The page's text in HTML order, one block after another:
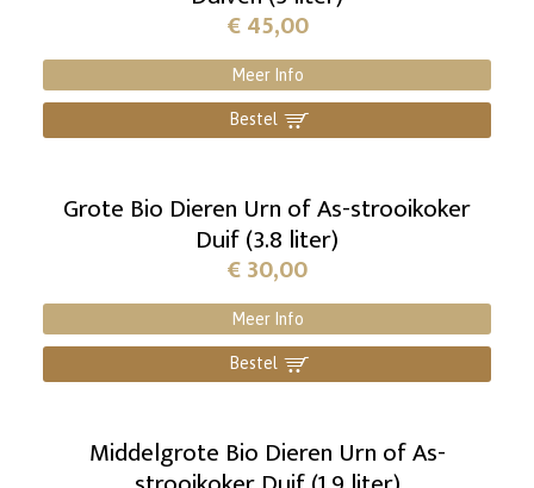
€45,00
Meer Info
Bestel ]
Grote Bio Dieren Urn of As-strooikoker
Duif (3.8 liter)
€30,00
Meer Info
Bestel ]
Middelgrote Bio Dieren Urn of As-